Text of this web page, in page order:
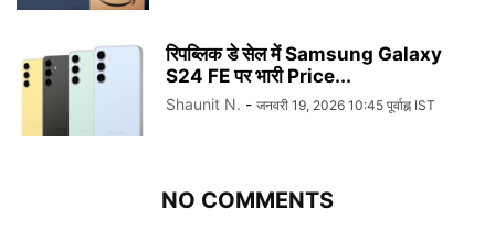
रिपब्लिक डे सेल में Samsung Galaxy
S24 FE पर भारी Price...
Shaunit N. - जनवरी 19, 2026 10:45 पूर्वाह्न IST
NO COMMENTS